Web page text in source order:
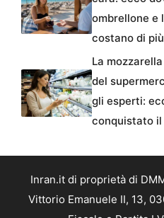
ombrellone e
costano di
La
del
gli esperti:
conquistato
Inran.it di proprietà di
Vittorio Emanuele II, 13,